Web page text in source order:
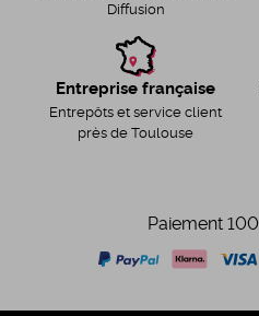
Diffusion
Entreprise française
Entrepôts et service client
près de Toulouse
Paiement